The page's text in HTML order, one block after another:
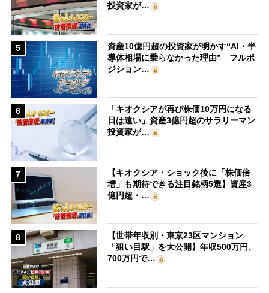
投資家が…
5
資産10億円超の投資家が明かす“AI・半
導体相場に乗らなかった理由” フルポ
ジション…
6
「キオクシアが再び株価10万円になる
日は遠い」資産3億円超のサラリーマン
投資家が…
7
【キオクシア・ショック後に「株価倍
増」も期待できる注目銘柄5選】資産3
億円超・…
8
【世帯年収別・東京23区マンション
「狙い目駅」を大公開】年収500万円、
700万円で…